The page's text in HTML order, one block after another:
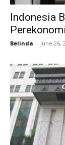
Indonesia
Belinda - June 26,